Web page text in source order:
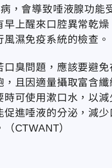
，會導致唾液腺功能
上醒來口腔異常乾
濕免疫系統的檢查。
臭問題，應該要避
且因適量攝取富含
可使用漱口水，以
進唾液的分泌，減
CTWANT）